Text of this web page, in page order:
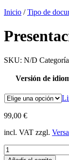
Inicio /Tipo de
SKU: N/D
Versión de
99,00 €
incl. VAT zzgl.
Presentación
de